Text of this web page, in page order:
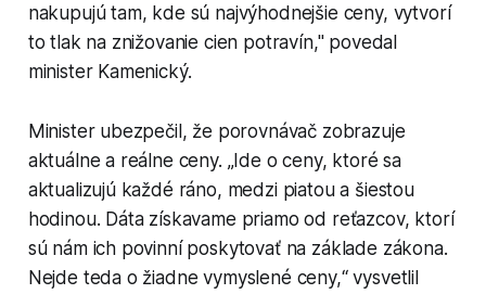
nakupujú tam, kde sú najvýhodnejšie ceny, vytvorí
to tlak na znižovanie cien potravín," povedal
minister Kamenický.
Minister ubezpečil, že porovnávač zobrazuje
aktuálne a reálne ceny. „Ide o ceny, ktoré sa
aktualizujú každé ráno, medzi piatou a šiestou
hodinou. Dáta získavame priamo od reťazcov, ktorí
sú nám ich povinní poskytovať na základe zákona.
Nejde teda o žiadne vymyslené ceny,“ vysvetlil